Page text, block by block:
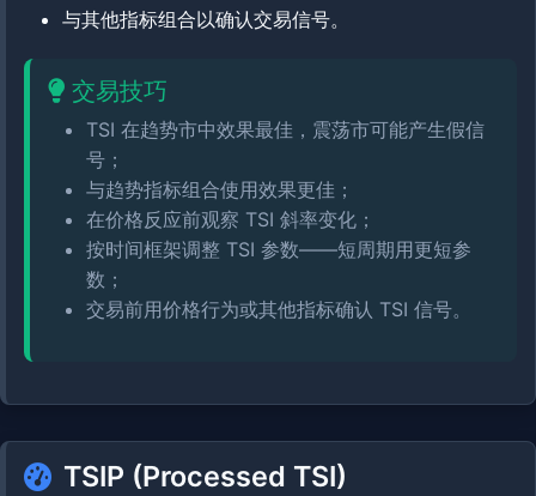
与其他指标组合以确认交易信号。
交易技巧
TSI 在趋势市中效果最佳，震荡市可能产生假信
号；
与趋势指标组合使用效果更佳；
在价格反应前观察 TSI 斜率变化；
按时间框架调整 TSI 参数——短周期用更短参
数；
交易前用价格行为或其他指标确认 TSI 信号。
TSIP (Processed TSI)